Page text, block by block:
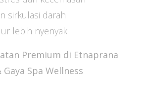
sirkulasi darah
lebih nyenyak
Premium di Etnaprana
Spa Wellness